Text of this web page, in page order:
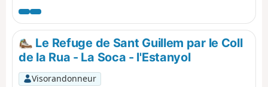
Le Refuge de Sant Guillem par le Coll
de la Rua - La Soca - l'Estanyol
Visorandonneur